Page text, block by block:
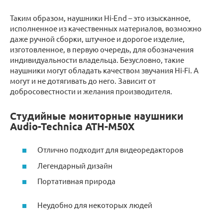
Таким образом, наушники Hi-End – это изысканное,
исполненное из качественных материалов, возможно
даже ручной сборки, штучное и дорогое изделие,
изготовленное, в первую очередь, для обозначения
индивидуальности владельца. Безусловно, такие
наушники могут обладать качеством звучания Hi-Fi. А
могут и не дотягивать до него. Зависит от
добросовестности и желания производителя.
Студийные мониторные наушники
Audio-Technica ATH-M50X
Отлично подходит для видеоредакторов
Легендарный дизайн
Портативная природа
Неудобно для некоторых людей